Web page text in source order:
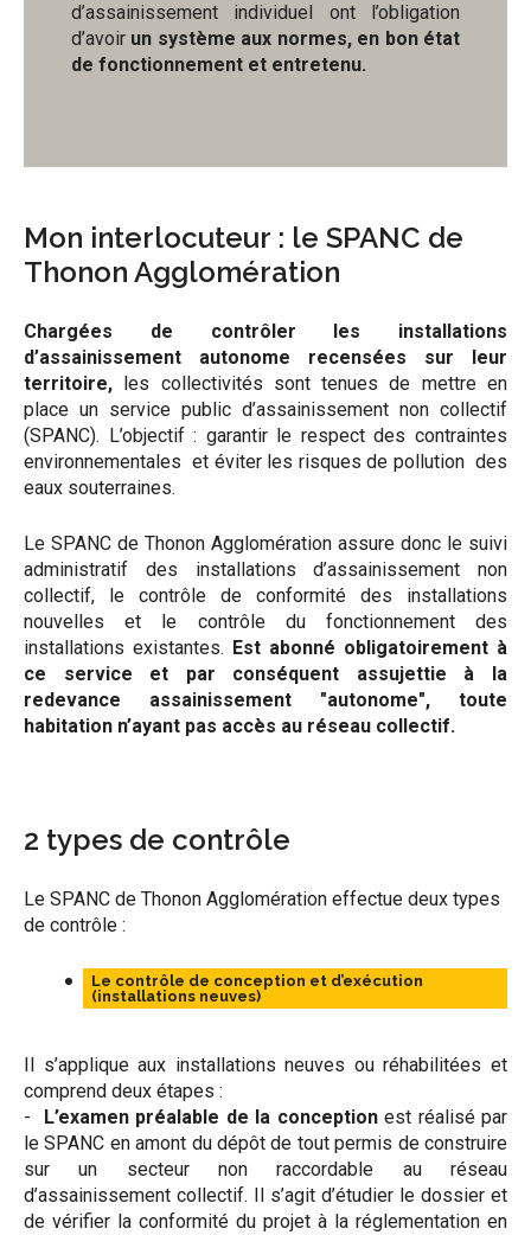
d’assainissement individuel ont l’obligation
d’avoir un système aux normes, en bon état
de fonctionnement et entretenu.
Mon interlocuteur : le SPANC de
Thonon Agglomération
Chargées de contrôler les installations
d’assainissement autonome recensées sur leur
territoire, les collectivités sont tenues de mettre en
place un service public d’assainissement non collectif
(SPANC). L’objectif : garantir le respect des contraintes
environnementales et éviter les risques de pollution des
eaux souterraines.
Le SPANC de Thonon Agglomération assure donc le suivi
administratif des installations d’assainissement non
collectif, le contrôle de conformité des installations
nouvelles et le contrôle du fonctionnement des
installations existantes. Est abonné obligatoirement à
ce service et par conséquent assujettie à la
redevance assainissement "autonome", toute
habitation n’ayant pas accès au réseau collectif.
2 types de contrôle
Le SPANC de Thonon Agglomération effectue deux types
de contrôle :
Le contrôle de conception et d’exécution
(installations neuves)
Il s’applique aux installations neuves ou réhabilitées et
comprend deux étapes :
- L’examen préalable de la conceptionest réalisé par
le SPANC en amont du dépôt de tout permis de construire
sur un secteur non raccordable au réseau
d’assainissement collectif. Il s’agit d’étudier le dossier et
de vérifier la conformité du projet à la réglementation en